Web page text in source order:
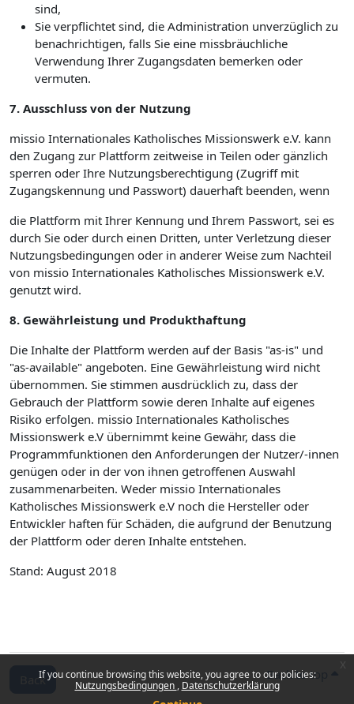
If you continue browsing this website, you agree to our policies:
Nutzungsbedingungen Datenschutzerklärung
sind,
Sie verpflichtet sind, die Administration unverzüglich zu
benachrichtigen, falls Sie eine missbräuchliche
Verwendung Ihrer Zugangsdaten bemerken oder
vermuten.
7. Ausschluss von der Nutzung
missio Internationales Katholisches Missionswerk e.V. kann
den Zugang zur Plattform zeitweise in Teilen oder gänzlich
sperren oder Ihre Nutzungsberechtigung (Zugriff mit
Zugangskennung und Passwort) dauerhaft beenden, wenn
die Plattform mit Ihrer Kennung und Ihrem Passwort, sei es
durch Sie oder durch einen Dritten, unter Verletzung dieser
Nutzungsbedingungen oder in anderer Weise zum Nachteil
von missio Internationales Katholisches Missionswerk e.V.
genutzt wird.
8. Gewährleistung und Produkthaftung
Die Inhalte der Plattform werden auf der Basis "as-is" und
"as-available" angeboten. Eine Gewährleistung wird nicht
übernommen. Sie stimmen ausdrücklich zu, dass der
Gebrauch der Plattform sowie deren Inhalte auf eigenes
Risiko erfolgen. missio Internationales Katholisches
Missionswerk e.V übernimmt keine Gewähr, dass die
Programmfunktionen den Anforderungen der Nutzer/-innen
genügen oder in der von ihnen getroffenen Auswahl
zusammenarbeiten. Weder missio Internationales
Katholisches Missionswerk e.V noch die Hersteller oder
Entwickler haften für Schäden, die aufgrund der Benutzung
der Plattform oder deren Inhalte entstehen.
Stand: August 2018
Back Back to top